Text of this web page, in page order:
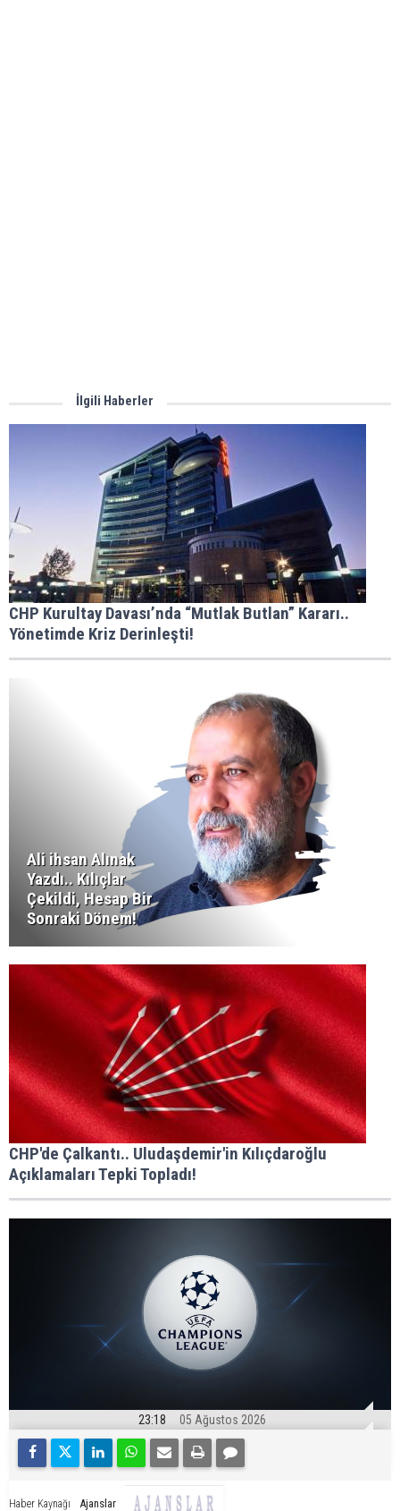
İlgili Haberler
CHP Kurultay Davası’nda “Mutlak Butlan” Kararı..
Yönetimde Kriz Derinleşti!
Ali ihsan Alınak
Yazdı.. Kılıçlar
Çekildi, Hesap Bir
Sonraki Dönem!
CHP'de Çalkantı.. Uludaşdemir'in Kılıçdaroğlu
Açıklamaları Tepki Topladı!
23:18 05 Ağustos 2026
Haber Kaynağı Ajanslar